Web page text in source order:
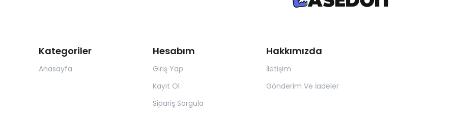
Kategoriler
Anasayfa
Hesabım
Giriş Yap
Kayıt Ol
Sipariş Sorgula
Hakkımızda
İletişim
Gönderim Ve İadeler